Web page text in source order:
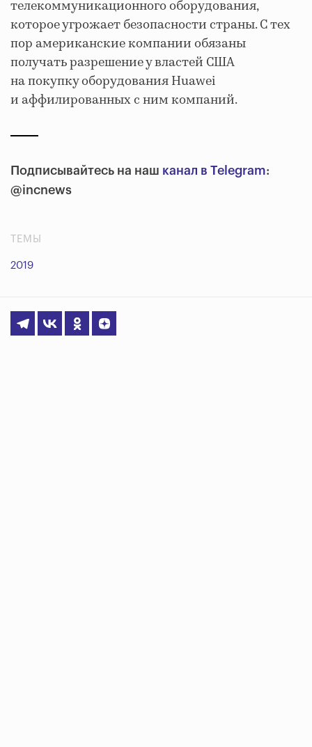
телекоммуникационного оборудования,
которое угрожает безопасности страны. С тех
пор американские компании обязаны
получать разрешение у властей США
на покупку оборудования Huawei
и аффилированных с ним компаний.
Подписывайтесь на наш канал в Telegram:
@incnews
ТЕМЫ
2019